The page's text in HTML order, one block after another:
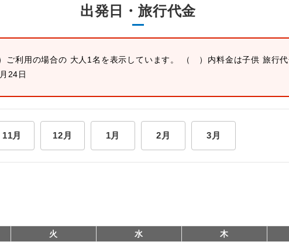
出発日・旅行代金
ご利用の場合の 大人1名を表示しています。 （ ）内料金は子供 旅行代
24日
11月 12月 1月 2月 3月
火 水 木